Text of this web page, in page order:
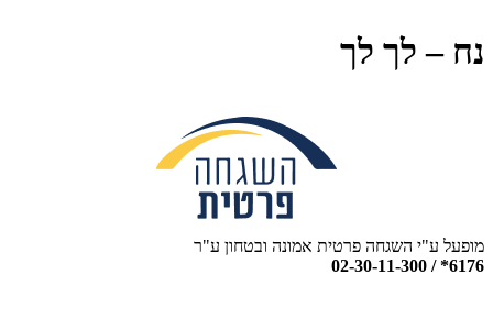
נח – לך לך
מופעל ע"י השגחה פרטית אמונה ובטחון ע"ר
6176* / 02-30-11-300